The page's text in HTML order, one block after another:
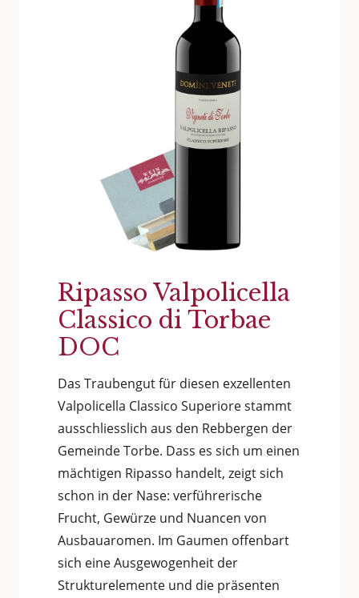
Ripasso Valpolicella
Classico di Torbae
DOC
Das Traubengut für diesen exzellenten
Valpolicella Classico Superiore stammt
ausschliesslich aus den Rebbergen der
Gemeinde Torbe. Dass es sich um einen
mächtigen Ripasso handelt, zeigt sich
schon in der Nase: verführerische
Frucht, Gewürze und Nuancen von
Ausbauaromen. Im Gaumen offenbart
sich eine Ausgewogenheit der
Strukturelemente und die präsenten